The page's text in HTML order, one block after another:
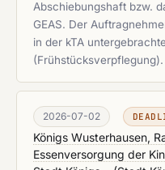
Abschiebungshaft bzw.
GEAS. Der
in der kTA
(Frühstücksverpflegung).
2026-07-02
Königs Wusterhausen,
Essenversorgung der